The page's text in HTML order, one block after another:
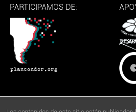
PARTICIPAMOS DE: